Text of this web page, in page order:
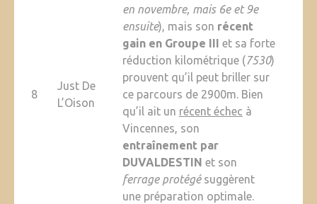
8
Just De
L’Oison
en novembre, mais 6e et 9e
ensuite), mais son récent
gain en Groupe III et sa forte
réduction kilométrique (7530)
prouvent qu’il peut briller sur
ce parcours de 2900m. Bien
qu’il ait un récent échec à
Vincennes, son
entraînement par
DUVALDESTIN et son
ferrage protégésuggèrent
une préparation optimale.